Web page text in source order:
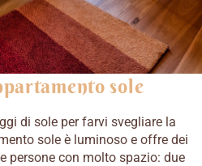
sole
di sole per farvi svegliare la
sole è luminoso e offre dei
persone con molto spazio: due